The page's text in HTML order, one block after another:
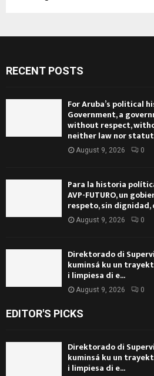
RECENT POSTS
For Aruba’s political
Government, a
without respect,
neither law nor
August 9, 2026 0
Para la historia
AVP-FUTURO, un
respeto, sin dignidad,
August 9, 2026 0
Direktorado di
kuminsá ku un
i limpiesa di e...
August 9, 2026 0
EDITOR'S PICKS
Direktorado di
kuminsá ku un
i limpiesa di e...